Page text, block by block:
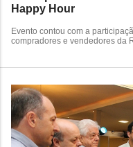
Happy Hour
Evento contou com a
compradores e vendedores da